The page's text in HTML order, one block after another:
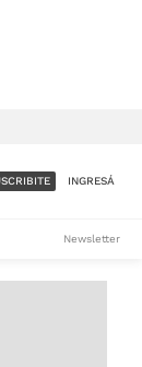
INGRESÁ
Newsletter